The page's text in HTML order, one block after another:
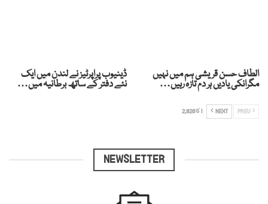
الطاف حسن قریشی ہم میں نہیں
مگرانکی یادیں ہر دم تازہ رہیں…
ڈینیوب پراپرٹیز نے لندن میں ایک
نئے دفتر کے ساتھ برطانیہ میں…
NEXT 1 کا 2,820
NEWSLETTER